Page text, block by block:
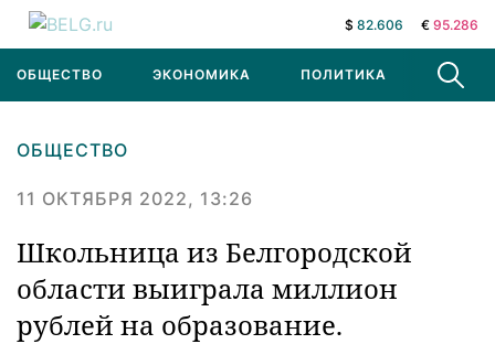
$ 82.606 € 95.286
ОБЩЕСТВО ЭКОНОМИКА ПОЛИТИКА В МИРЕ
ОБЩЕСТВО
11 ОКТЯБРЯ 2022, 13:26
Школьница из Белгородской
области выиграла миллион
рублей на образование.